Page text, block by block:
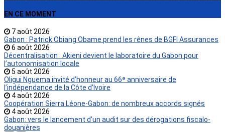
EN CE MOMENT
7 août 2026
Gabon : Patrick Obiang Obame prend les rênes de BGFI Assurances
6 août 2026
Décentralisation : Akieni devient le laboratoire du Gabon pour
l’autonomisation locale
5 août 2026
Oligui Nguema invité d’honneur au 66ᵉ anniversaire de
l’indépendance de la Côte d’Ivoire
4 août 2026
Coopération Sierra Léone-Gabon: de nombreux accords signés
4 août 2026
Gabon: vers le lancement d’un audit sur des dérogations fiscalo-
douanières